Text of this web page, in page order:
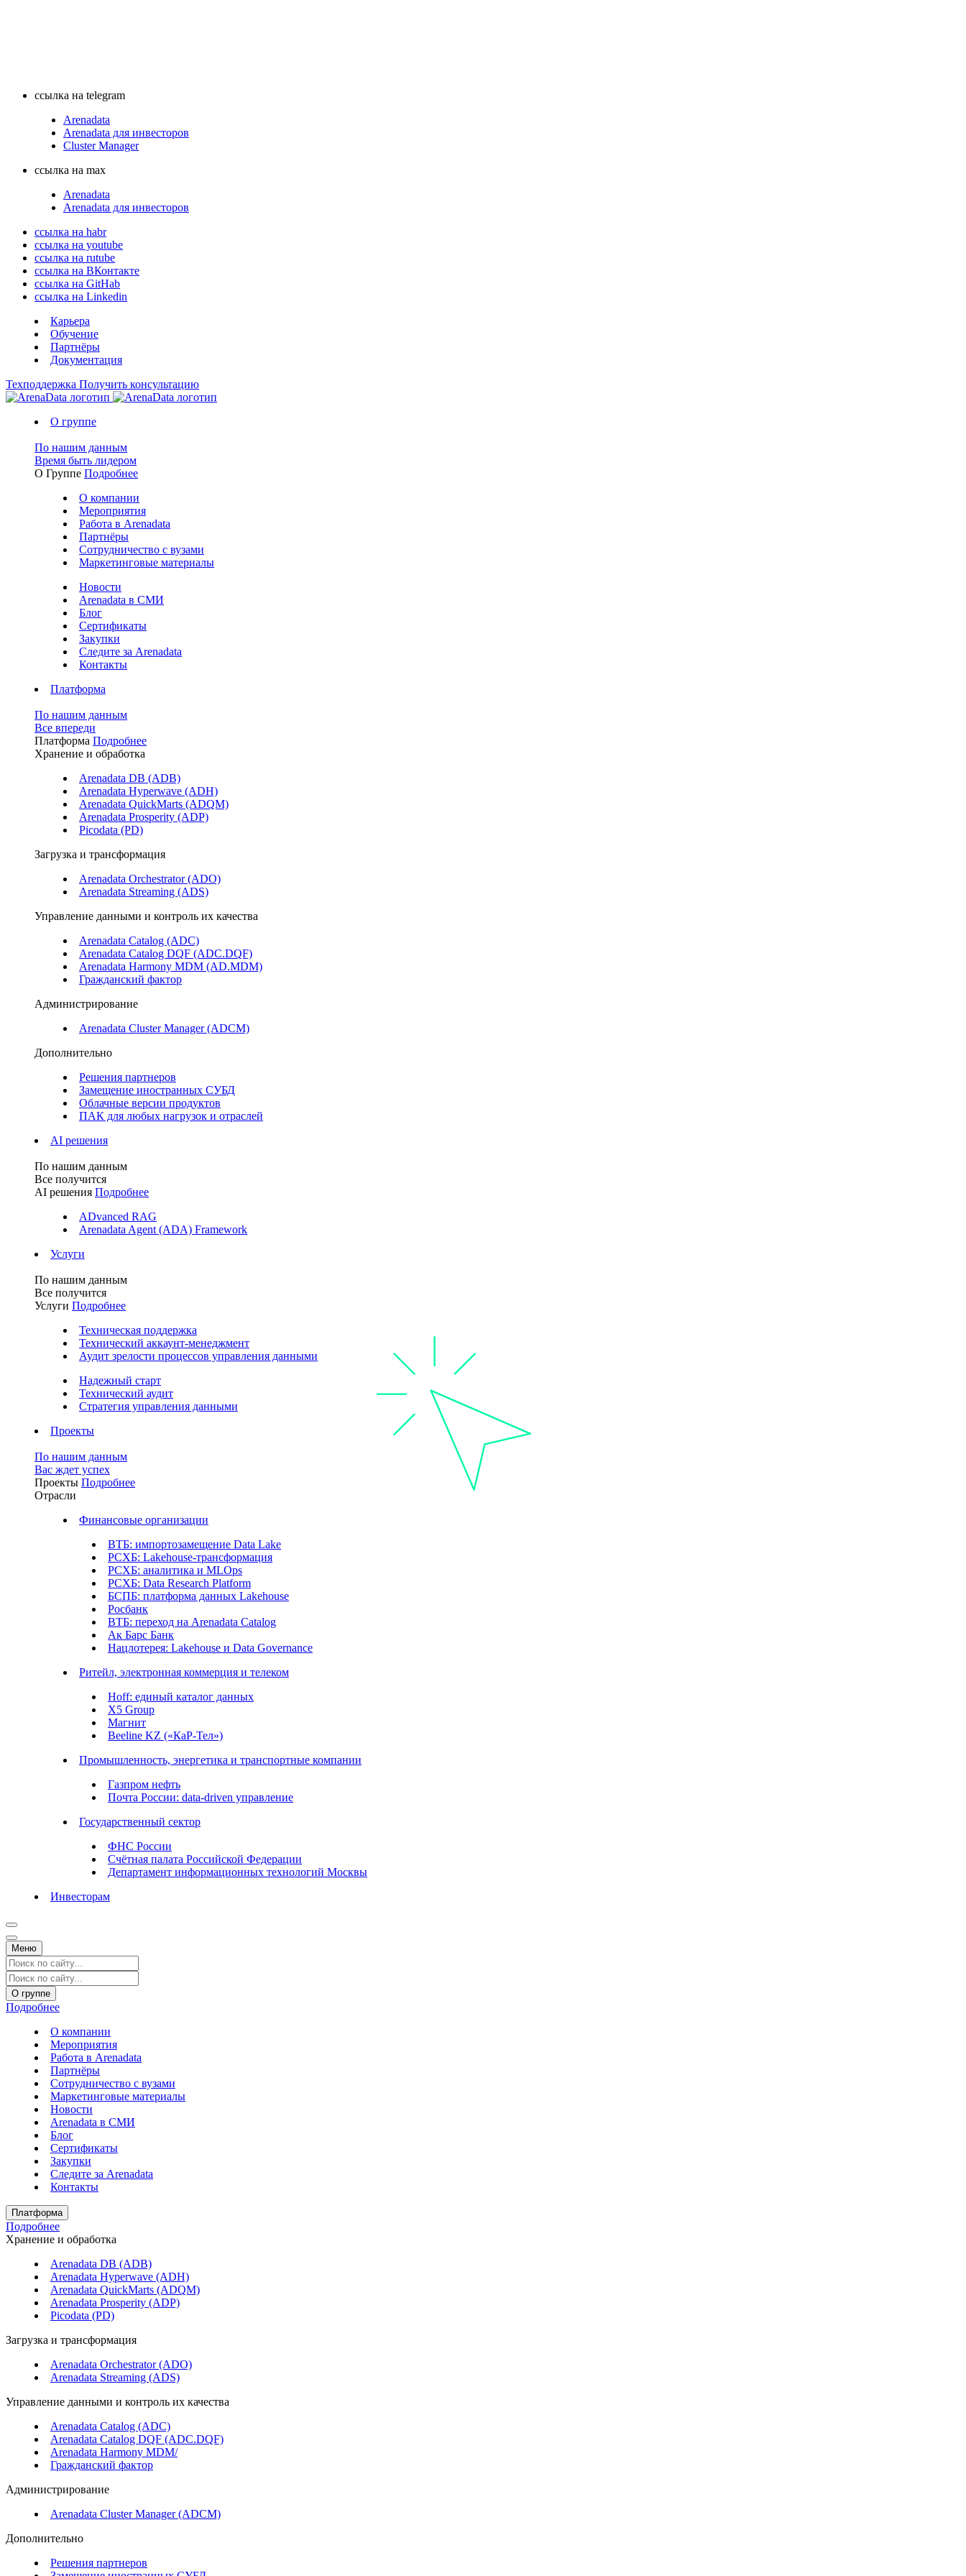
ссылка на telegram
Arenadata
Arenadata для инвесторов
Cluster Manager
ссылка на max
Arenadata
Arenadata для инвесторов
ссылка на habr
ссылка на youtube
ссылка на rutube
ссылка на ВКонтакте
ссылка на GitHab
ссылка на Linkedin
Карьера
Обучение
Партнёры
Документация
Техподдержка Получить консультацию
О группе
По нашим данным
Время быть лидером
О Группе Подробнее
О компании
Мероприятия
Работа в Arenadata
Партнёры
Сотрудничество с вузами
Маркетинговые материалы
Новости
Arenadata в СМИ
Блог
Сертификаты
Закупки
Следите за Аrenadata
Контакты
Платформа
По нашим данным
Все впереди
Платформа Подробнее
Хранение и обработка
Arenadata DB (ADB)
Arenadata Hyperwave (ADH)
Arenadata QuickMarts (ADQM)
Arenadata Prosperity (ADP)
Picodata (PD)
Загрузка и трансформация
Arenadata Orchestrator (ADO)
Arenadata Streaming (ADS)
Управление данными и контроль их качества
Arenadata Catalog (ADC)
Arenadata Catalog DQF (ADС.DQF)
Arenadata Harmony MDM (AD.MDM)
Гражданский фактор
Администрирование
Arenadata Cluster Manager (ADCM)
Дополнительно
Решения партнеров
Замещение иностранных СУБД
Облачные версии продуктов
ПАК для любых нагрузок и отраслей
AI решения
По нашим данным
Все получится
AI решения Подробнее
ADvanced RAG
Arenadata Agent (ADA) Framework
Услуги
По нашим данным
Все получится
Услуги Подробнее
Техническая поддержка
Технический аккаунт-менеджмент
Аудит зрелости процессов управления данными
Надежный старт
Технический аудит
Стратегия управления данными
Проекты
По нашим данным
Вас ждет успех
Проекты Подробнее
Отрасли
Финансовые организации
ВТБ: импортозамещение Data Lake
РСХБ: Lakehouse-трансформация
РСХБ: аналитика и MLOps
РСХБ: Data Research Platform
БСПБ: платформа данных Lakehouse
Росбанк
ВТБ: переход на Arenadata Catalog
Ак Барс Банк
Нацлотерея: Lakehouse и Data Governance
Ритейл, электронная коммерция и телеком
Hoff: единый каталог данных
X5 Group
Магнит
Beeline KZ («КаР-Тел»)
Промышленность, энергетика и транспортные компании
Газпром нефть
Почта России: data-driven управление
Государственный сектор
ФНС России
Счётная палата Российской Федерации
Департамент информационных технологий Москвы
Инвесторам
Меню
О группе
Подробнее
О компании
Мероприятия
Работа в Arenadata
Партнёры
Сотрудничество с вузами
Маркетинговые материалы
Новости
Arenadata в СМИ
Блог
Сертификаты
Закупки
Следите за Аrenadata
Контакты
Платформа
Подробнее
Хранение и обработка
Arenadata DB (ADB)
Arenadata Hyperwave (ADH)
Arenadata QuickMarts (ADQM)
Arenadata Prosperity (ADP)
Picodata (PD)
Загрузка и трансформация
Arenadata Orchestrator (ADO)
Arenadata Streaming (ADS)
Управление данными и контроль их качества
Arenadata Catalog (ADC)
Arenadata Catalog DQF (ADС.DQF)
Arenadata Harmony MDM/
Гражданский фактор
Администрирование
Arenadata Cluster Manager (ADCM)
Дополнительно
Решения партнеров